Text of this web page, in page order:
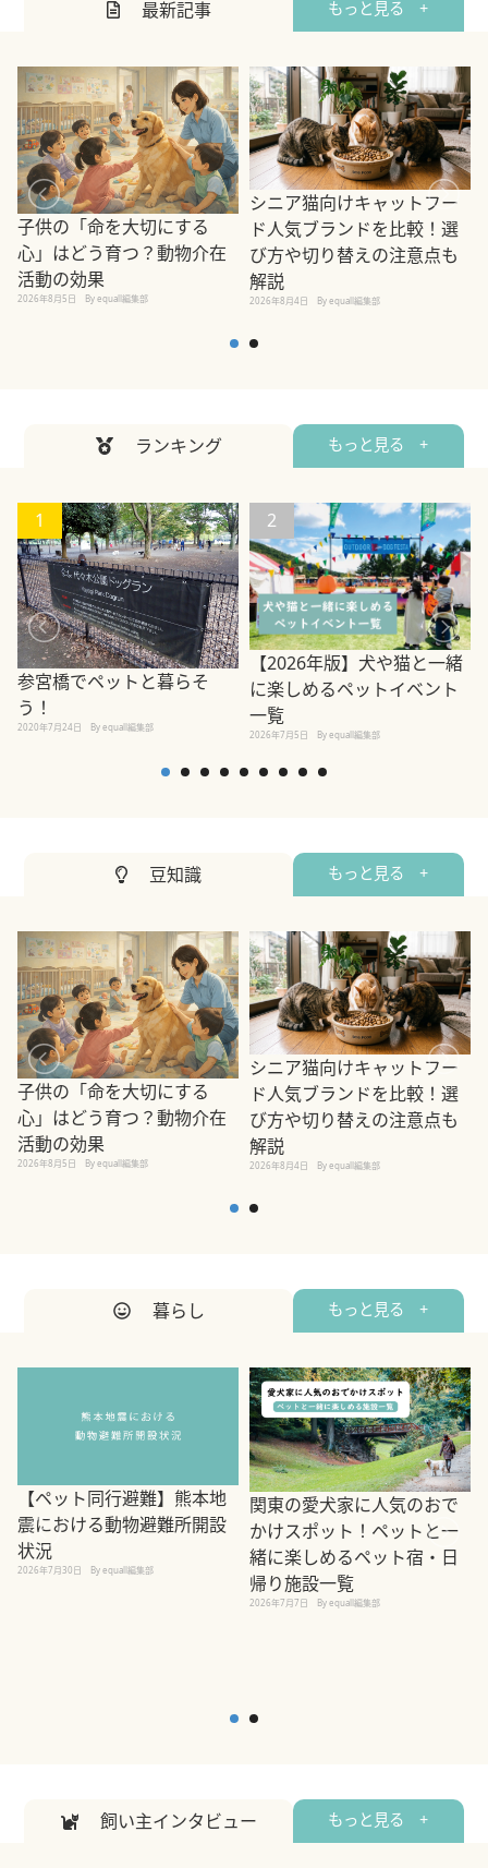
最新記事 もっと見る +
子供の「命を大切にする
心」はどう育つ？動物介在
活動の効果
2026年8月5日 By equall編集部
シニア猫向けキャットフー
ド人気ブランドを比較！選
び方や切り替えの注意点も
解説
2026年8月4日 By equall編集部
ランキング もっと見る +
1
参宮橋でペットと暮らそ
う！
2020年7月24日 By equall編集部
2
【2026年版】犬や猫と一緒
に楽しめるペットイベント
一覧
2026年7月5日 By equall編集部
豆知識 もっと見る +
子供の「命を大切にする
心」はどう育つ？動物介在
活動の効果
2026年8月5日 By equall編集部
シニア猫向けキャットフー
ド人気ブランドを比較！選
び方や切り替えの注意点も
解説
2026年8月4日 By equall編集部
暮らし もっと見る +
【ペット同行避難】熊本地
震における動物避難所開設
状況
2026年7月30日 By equall編集部
関東の愛犬家に人気のおで
かけスポット！ペットと一
緒に楽しめるペット宿・日
帰り施設一覧
2026年7月7日 By equall編集部
飼い主インタビュー もっと見る +